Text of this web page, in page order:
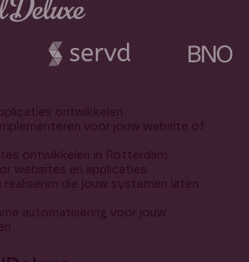
ontwikkelen
voor jouw website of
ontwikkelen in Rotterdam
websites en applicaties
realiseren die jouw systemen laten
automatisering voor jouw